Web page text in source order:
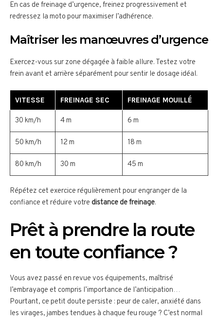
En cas de freinage d’urgence, freinez progressivement et
redressez la moto pour maximiser l’adhérence.
Maîtriser les manœuvres d’urgence
Exercez-vous sur zone dégagée à faible allure. Testez votre
frein avant et arrière séparément pour sentir le dosage idéal.
VITESSE FREINAGE SEC FREINAGE MOUILLÉ
30 km/h 4 m 6 m
50 km/h 12 m 18 m
80 km/h 30 m 45 m
Répétez cet exercice régulièrement pour engranger de la
confiance et réduire votre distance de freinage.
Prêt à prendre la route
en toute confiance ?
Vous avez passé en revue vos équipements, maîtrisé
l’embrayage et compris l’importance de l’anticipation…
Pourtant, ce petit doute persiste : peur de caler, anxiété dans
les virages, jambes tendues à chaque feu rouge ? C’est normal